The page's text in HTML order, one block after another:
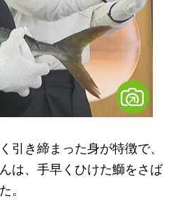
き締まった身が特徴で、
は、手早くひけた鰤をさば
。